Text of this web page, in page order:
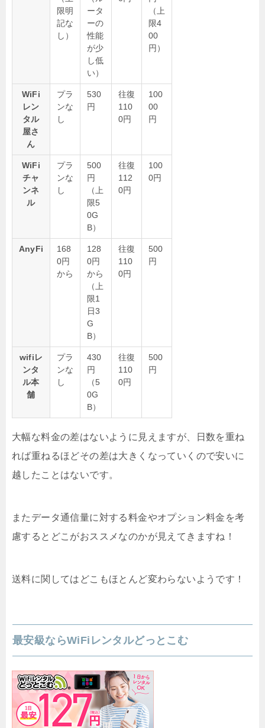
限明
記な
し）
ータ
ーの
性能
が少
し低
い）
（上
限4
00
円）
WiFi
レン
タル
屋さ
ん
プラ
ンな
し
530
円
往復
110
0円
100
00
円
WiFi
チャ
ンネ
ル
プラ
ンな
し
500
円
（上
限5
0G
B）
往復
112
0円
100
0円
AnyFi
168
0円
から
128
0円
から
（上
限1
日3
G
B）
往復
110
0円
500
円
wifiレ
ンタ
ル本
舗
プラ
ンな
し
430
円
（5
0G
B）
往復
110
0円
500
円
大幅な料金の差はないように見えますが、日数を重ね
れば重ねるほどその差は大きくなっていくので安いに
越したことはないです。
またデータ通信量に対する料金やオプション料金を考
慮するとどこがおススメなのかが見えてきますね！
送料に関してはどこもほとんど変わらないようです！
最安級ならWiFiレンタルどっとこむ